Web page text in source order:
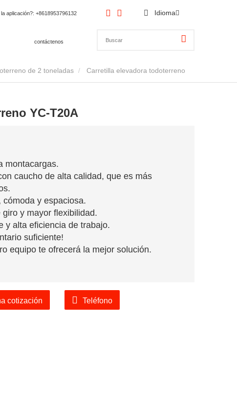
contáctenos
aplicación?: +8618953796132 Idioma
de 2 toneladas
YC-T20A
montacargas.
caucho de alta calidad, que es más
y espaciosa.
y mayor flexibilidad.
y alta eficiencia de trabajo.
suficiente!
equipo te ofrecerá la mejor solución.
cotización Teléfono